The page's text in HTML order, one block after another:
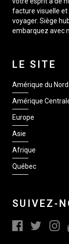
facture visuelle et
voyager. Siège
embarquez avec
LE SITE
Amérique du Nord
Amérique
Europe
Asie
Afrique
Québec
SUIVEZ-